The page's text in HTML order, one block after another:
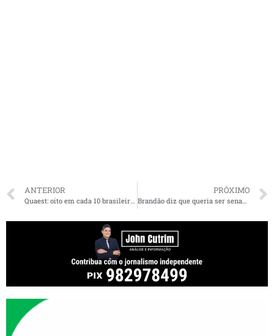
ANTERIOR
Quaest: oito em cada 10 brasileiros acham que deputados e senadores só pensam em si
PRÓXIMO
Brandão diz que queria ser senador, revela seu futuro político, fala sobre Lula e candidatura de Roseana, Fufuca e Pedro Lucas